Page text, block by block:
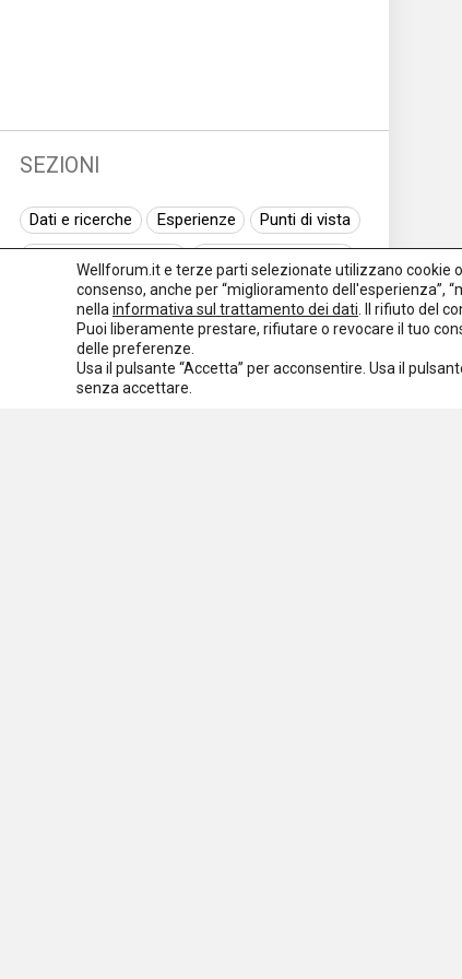
SEZIONI
Dati e ricerche Esperienze
Punti di vista
Normativa europea
Rassegna normativa
I seminari di Welforum
Eventi
Spazio ai promotori
Wellforum.it e terze parti selezionate utilizzano cookie
consenso, anche per “miglioramento dell'esperienza”,
nella informativa sul trattamento dei dati . Il rifiuto del
Puoi liberamente prestare, rifiutare o revocare il tuo
delle preferenze.
Usa il pulsante “Accetta” per acconsentire. Usa il
senza accettare.